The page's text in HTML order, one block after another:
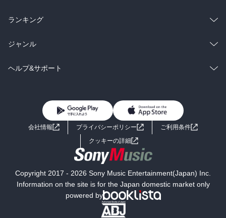
雑誌・グラビア
BL・TL
ラノベ
雑誌・グラビア
BL・TL
総合
ラノベ
雑誌・グラビア
ランキング
総合
ラノベ
ジャンル
コミック
ライトノベル 男子向けラノベ
小説
海外小説
ミステリー SF
文学
ヘルプ&サポート
よくあるご質問 お問い合わせ
会社情報 プライバシーポリシー
ご利用条件
クッキーの詳細
Copyright 2017 - 2026 Sony Music Entertainment(Japan) Inc.
Information on the site is for the Japan domestic market only
powered by